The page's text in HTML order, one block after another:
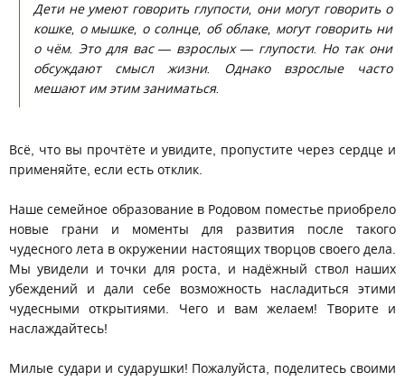
Дети не умеют говорить глупости, они могут говорить о
кошке, о мышке, о солнце, об облаке, могут говорить ни
о чём. Это для вас — взрослых — глупости. Но так они
обсуждают смысл жизни. Однако взрослые часто
мешают им этим заниматься.
Всё, что вы прочтёте и увидите, пропустите через сердце и
применяйте, если есть отклик.
Наше семейное образование в Родовом поместье приобрело
новые грани и моменты для развития после такого
чудесного лета в окружении настоящих творцов своего дела.
Мы увидели и точки для роста, и надёжный ствол наших
убеждений и дали себе возможность насладиться этими
чудесными открытиями. Чего и вам желаем! Творите и
наслаждайтесь!
Милые судари и сударушки! Пожалуйста, поделитесь своими